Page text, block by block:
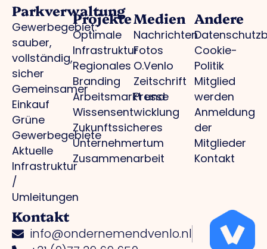
Parkverwaltung
Gewerbegebiet:
sauber,
vollständig,
sicher
Gemeinsamer
Einkauf
Grüne
Gewerbegebiete
Aktuelle
Infrastruktur
/
Umleitungen
Projekte
Optimale
Infrastruktur
Regionales
Branding
Arbeitsmarkt und
Wissensentwicklung
Zukunftssicheres
Unternehmertum
Zusammenarbeit
Medien
Nachrichten
Fotos
O.Venlo
Zeitschrift
Presse
Andere
Cookie-
Politik
Mitglied
werden
Anmeldung
der
Mitglieder
Kontakt
Kontakt
info@ondernemendvenlo.nl